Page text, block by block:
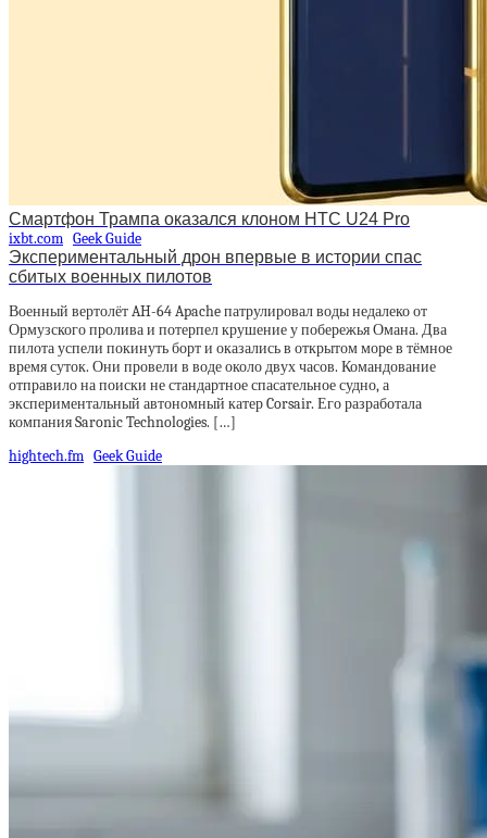
Смартфон Трампа оказался клоном HTC U24 Pro
ixbt.com Geek Guide
Экспериментальный дрон впервые в истории спас
сбитых военных пилотов
Военный вертолёт AH-64 Apache патрулировал воды недалеко от
Ормузского пролива и потерпел крушение у побережья Омана. Два
пилота успели покинуть борт и оказались в открытом море в тёмное
время суток. Они провели в воде около двух часов. Командование
отправило на поиски не стандартное спасательное судно, а
экспериментальный автономный катер Corsair. Его разработала
компания Saronic Technologies. […]
hightech.fm Geek Guide